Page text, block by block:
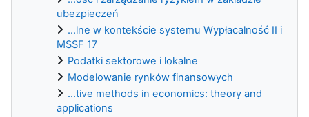
ubezpieczeń
...lne w kontekście systemu Wypłacalność II i
MSSF 17
Podatki sektorowe i lokalne
Modelowanie rynków finansowych
...tive methods in economics: theory and
applications